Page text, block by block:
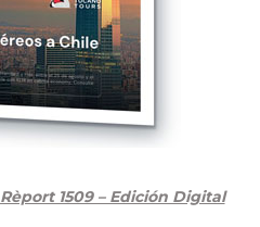
Rèport 1509 – Edición Digital